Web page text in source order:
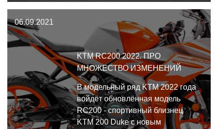
шестидесятой годовщины
участия в шоссейных гонках.
06.09.2021
KTM RC200 2022. ПРО
МНОЖЕСТВО ИЗМЕНЕНИЙ
В модельный ряд KTM 2022 года
войдёт обновлённая модель
RC200 - спортивный близнец
KTM 200 Duke с новым